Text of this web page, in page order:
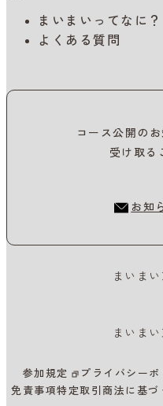
まいまいってなに？
よくある質問
コース公開の
受け取る
お知
まいまい
まいまい
参加規定
プライバシーポ
免責事項特定取引商法に基づ